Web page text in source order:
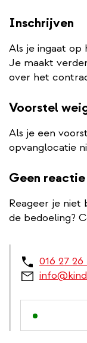
Inschrijven
Als je ingaat op
Je maakt
over het
Voorstel
Als je een
opvanglocatie
Geen reactie
Reageer je niet
de bedoeling?
016 27 26